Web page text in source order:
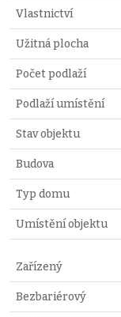
Vlastnictví
Užitná plocha
Počet podlaží
Podlaží umístění
Stav objektu
Budova
Typ domu
Umístění objektu
Zařízený
Bezbariérový